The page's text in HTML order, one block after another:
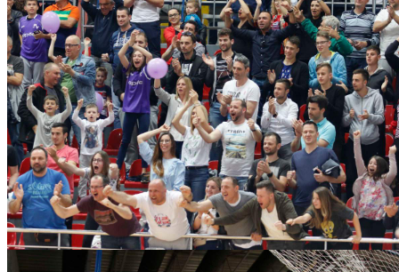
novo-vrijeme-vrgorac190519_0004